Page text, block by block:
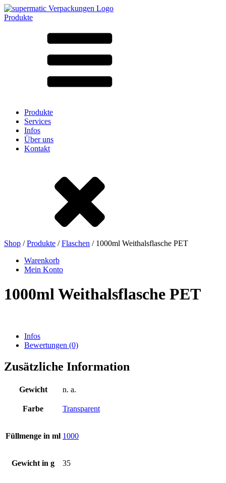
Produkte
Nach Material
LD-PE
Steinzeug
Beutel und Bag-in-Box
Bierflaschen
Dispenser und Pumpen
Dosen (73)
Feinzerstäuber
Produkte
Services
Infos
Über uns
Kontakt
Shop /Produkte /Flaschen / 1000ml Weithalsflasche PET
Warenkorb
Mein Konto
1000ml Weithalsflasche PET
Infos
Bewertungen (0)
Zusätzliche Information
Gewicht n. a.
Farbe Transparent
Füllmenge in ml 1000
Gewicht in g 35